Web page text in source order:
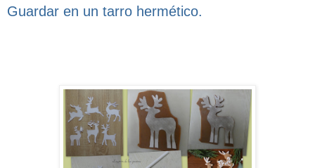
Guardar en un tarro hermético.